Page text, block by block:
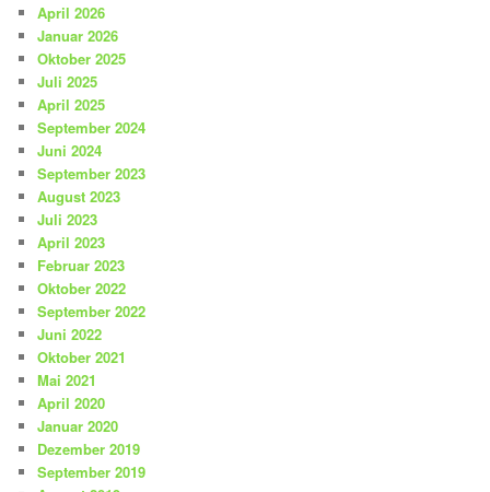
April 2026
Januar 2026
Oktober 2025
Juli 2025
April 2025
September 2024
Juni 2024
September 2023
August 2023
Juli 2023
April 2023
Februar 2023
Oktober 2022
September 2022
Juni 2022
Oktober 2021
Mai 2021
April 2020
Januar 2020
Dezember 2019
September 2019